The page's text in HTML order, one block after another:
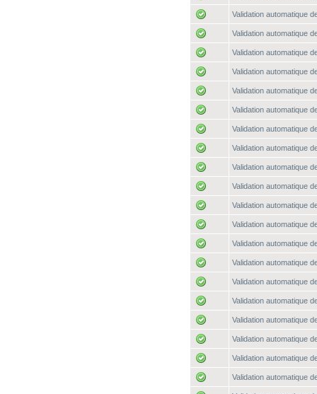
Validation automatique
Validation automatique
Validation automatique
Validation automatique
Validation automatique
Validation automatique
Validation automatique
Validation automatique
Validation automatique
Validation automatique
Validation automatique
Validation automatique
Validation automatique
Validation automatique
Validation automatique
Validation automatique
Validation automatique
Validation automatique
Validation automatique
Validation automatique